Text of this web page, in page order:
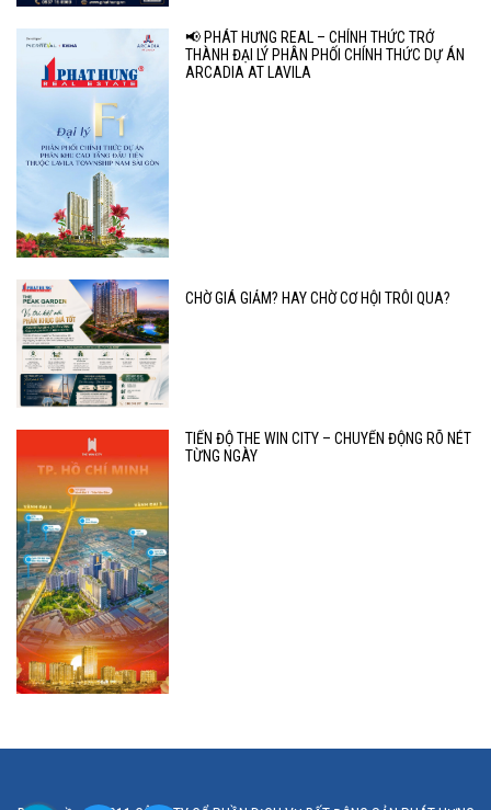
📢 PHÁT HƯNG REAL – CHÍNH THỨC TRỞ
THÀNH ĐẠI LÝ PHÂN PHỐI CHÍNH THỨC DỰ ÁN
ARCADIA AT LAVILA
CHỜ GIÁ GIẢM? HAY CHỜ CƠ HỘI TRÔI QUA?
TIẾN ĐỘ THE WIN CITY – CHUYỂN ĐỘNG RÕ NÉT
TỪNG NGÀY